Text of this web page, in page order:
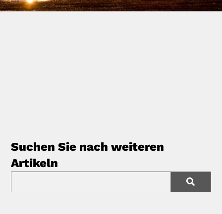
Suchen Sie nach weiteren
Artikeln